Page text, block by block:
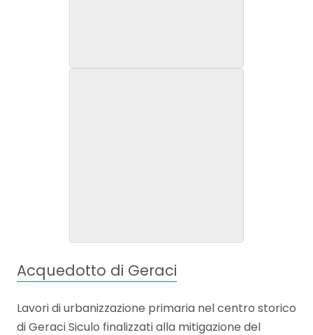
Acquedotto di Geraci
Lavori di urbanizzazione primaria nel centro storico
di Geraci Siculo finalizzati alla mitigazione del